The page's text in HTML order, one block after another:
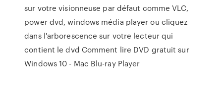
sur votre visionneuse par défaut comme VLC,
power dvd, windows média player ou cliquez
dans l'arborescence sur votre lecteur qui
contient le dvd Comment lire DVD gratuit sur
Windows 10 - Mac Blu-ray Player